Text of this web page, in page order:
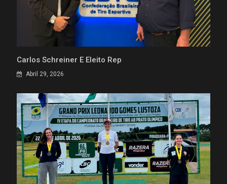
Carlos Schreiner É Eleito Rep
Abril 29, 2026